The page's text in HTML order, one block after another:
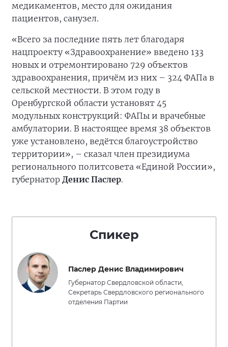
медикаментов, место для ожидания
пациентов, санузел.
«Всего за последние пять лет благодаря
нацпроекту «Здравоохранение» введено 133
новых и отремонтировано 729 объектов
здравоохранения, причём из них – 324 ФАПа в
сельской местности. В этом году в
Оренбургской области установят 45
модульных конструкций: ФАПы и врачебные
амбулатории. В настоящее время 38 объектов
уже установлено, ведётся благоустройство
территории», – сказал член президиума
регионального политсовета «Единой России»,
губернатор Денис Паслер.
Спикер
Паслер Денис Владимирович
Губернатор Свердловской области,
Секретарь Свердловского регионального
отделения Партии